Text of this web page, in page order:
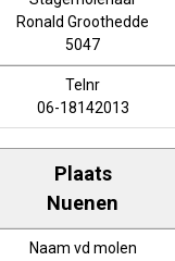
Ronald Groothedde
5047
06-18142013
Nuenen